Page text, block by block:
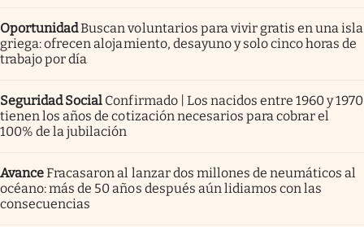
OportunidadBuscan voluntarios para vivir gratis en una isla
griega: ofrecen alojamiento, desayuno y solo cinco horas de
trabajo por día
Seguridad Social Confirmado | Los nacidos entre 1960 y 1970
tienen los años de cotización necesarios para cobrar el
100% de la jubilación
AvanceFracasaron al lanzar dos millones de neumáticos al
océano: más de 50 años después aún lidiamos con las
consecuencias